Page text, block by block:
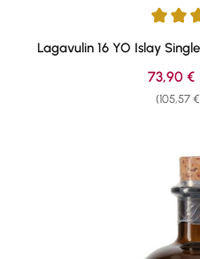
Durchschnittliche
Lagavulin 16 YO Islay
(105,57
73,90 €